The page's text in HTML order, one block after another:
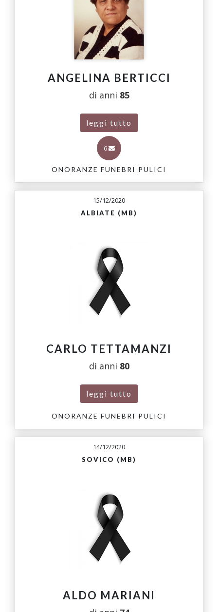
ANGELINA BERTICCI
di anni 85
leggi tutto
6
ONORANZE FUNEBRI PULICI
15/12/2020
ALBIATE (MB)
CARLO TETTAMANZI
di anni 80
leggi tutto
ONORANZE FUNEBRI PULICI
14/12/2020
SOVICO (MB)
ALDO MARIANI